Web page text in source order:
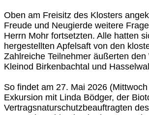
Oben am Freisitz des Klosters
Freude und Neugierde weitere
Herrn Mohr fortsetzten. Alle hatten
hergestellten Apfelsaft von den
Zahlreiche Teilnehmer äußerten
Kleinod Birkenbachtal und
So findet am 27. Mai 2026
Exkursion mit Linda Bödger, der
Vertragsnaturschutzbeauftragten